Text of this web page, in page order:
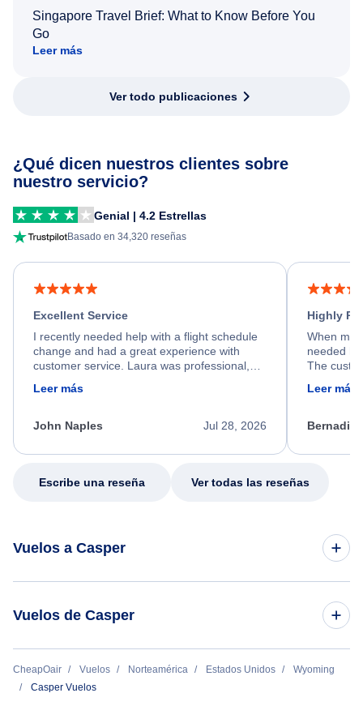
Singapore Travel Brief: What to Know Before You
Go
Leer más
Ver todo publicaciones
¿Qué dicen nuestros clientes sobre
nuestro servicio?
Genial | 4.2 Estrellas
Basado en 34,320 reseñas
Excellent Service
I recently needed help with a flight schedule
change and had a great experience with
customer service. Laura was professional,
friendly, and very helpful throughout the
process. She quickly found a solution and
appreciate her excellent service.
Leer más
Jul 28, 2026
John Naples
Highly
When my
needed
The
calm,
my issue.
Leer más
Escribe una reseña Ver todas las reseñas
Vuelos a Casper
Vuelos de Nueva York a Casper
Vuelos de Casper
Vuelos de Casper a Dallas
CheapOair Vuelos Norteamérica Estados Unidos
Wyoming
Casper Vuelos